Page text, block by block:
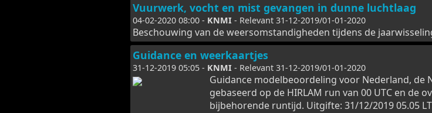
Vuurwerk, vocht en mist gevangen in dunne luchtlaag
04-02-2020 08:00 - KNMI - Relevant 31-12-2019/01-01-2020
Beschouwing van de weersomstandigheden tijdens de
Guidance en weerkaartjes
31-12-2019 05:05 - KNMI - Relevant 31-12-2019/01-01-2020
Guidance modelbeoordeling voor Nederland, de
gebaseerd op de HIRLAM run van 00 UTC en de
bijbehorende runtijd. Uitgifte: 31/12/2019 05.05